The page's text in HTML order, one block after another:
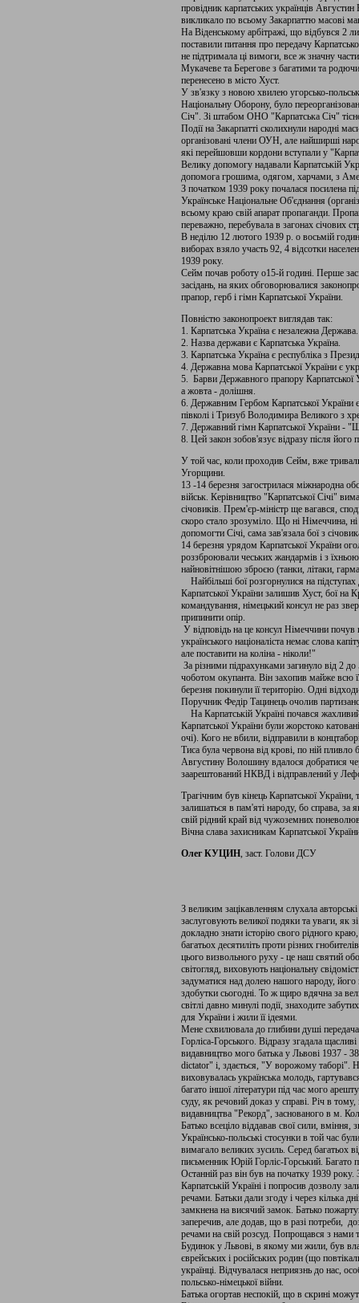
провідник карпатських українців
викликало по всьому Закарпаттю масові
На Віденському арбітражі, що відбувся 2
поставили питання про передачу
не підтримала ці вимоги, все ж значну
Мукачеве та Берегове з багатими та
перенесено в місто Хуст.
У зв'язку з новою хвилею угорсько-
Національну Оборону, було
Січ". Зі штабом ОНО "Карпатська Січ"
Події на Закарпатті сколихнули народні
організовані члени ОУН, але найширші
які перейшовши кордони вступали у
Велику допомогу надавали Карпатській
допомога грошима, одягом, харчами, з
З початком 1939 року почалася посилена
Українське Національне Об'єднання
всьому краю свій апарат пропаганди.
переважно, перебувала в загонах січових
В неділю 12 лютого 1939 р. о восьмій
виборах взяло участь 92, 4 відсотки
1939 року.
Сейм почав роботу о15-й годині. Перше
засідань, на яких обговорювалися
прапор, герб і гімн Карпатської України.
Повністю законопроект виглядав так:
1. Карпатська Україна є незалежна Держава.
2. Назва держави є Карпатська Україна.
3. Карпатська Україна є республіка з
4. Державна мова Карпатської України є
5. Барви Державного прапору Карпатської
а жовта - долішня.
6. Державним Гербом Карпатської України
півколі і Тризуб Володимира Великого з
7. Державний гімн Карпатської України -
8. Цей закон зобов'язує відразу після його
У той час, коли проходив Сейм, вже
Угорщини.
13 -14 березня загострилася міжнародна
військ. Керівництво "Карпатської Січі"
січовиків. Прем'єр-міністр ще вагався,
скоро стало зрозуміло. Що ні Німеччина,
допомогти Січі, сама зав'язала бої з
14 березня урядом Карпатської України
роззброювали чеських жандармів і з
найновітнішою зброєю (танки, літаки,
Найбільші бої розгорнулися на
Карпатської України залишив Хуст, бої на
командування, німецький консул не раз
припинити опір.
У відповідь на це консул Німеччини
українського націоналіста немає слова
але поставити на коліна - ніколи!"
За різними підрахунками загинуло від 2
чоботом окупанта. Він захопив майже всю
березня покинули її територію. Одні
Поручник Федір Тацинець очолив
На Карпатській Україні почався
Карпатської України були жорстоко
очі). Кого не вбили, відправили в
Тиса була червона від крові, по ній пливло
Августину Волошину вдалося добратися
заарештований НКВД і відправлений у
Трагічним був кінець Карпатської України,
залишаться в пам'яті народу, бо справа, за
свій рідний край від чужоземних
Вічна слава захисникам Карпатської
Олег КУЦИН, заст. Голови ДСУ
З великим зацікавленням слухала
заслуговують великої подяки та уваги, як
докладно знати історію свого рідного
багатьох десятиліть проти різних
цього визвольного руху - це наш святий
світогляд, виховують національну
задуматися над долею нашого народу, його
здобутки сьогодні. То ж щиро вдячна за
світлі давно минулі події, знаходите
для України і жили її ідеями.
Мене схвилювала до глибини душі
Горліса-Горського. Відразу згадала
видавництво мого батька у Львові 1937 -
dictator" і, здається, "У ворожому таборі".
виховувалась українська молодь,
багато іншої літератури під час мого
суду, як речовий доказ у справі. Річ в
видавництва "Рекорд", заснованого в м.
Батько всеціло віддавав свої сили,
Українсько-польські стосунки в той час
вимагало великих зусиль. Серед багатьох
письменник Юрій Горліс-Горський. Багато
Останній раз він був на початку 1939
Карпатській Україні і попросив дозволу
речами. Батьки дали згоду і через кілька
замкнена на висячий замок. Батько
заперечив, але додав, що в разі потреби,
речами на свій розсуд. Попрощався з нами
Будинок у Львові, в якому ми жили, був
єврейських і російських родин (що
українці. Відчувалася неприязнь до нас,
польсько-німецької війни.
Батька огортав неспокій, що в скрині